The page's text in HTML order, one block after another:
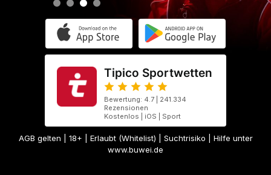
Tipico Sportwetten
Bewertung: 4.7 | 241.334
Rezensionen
Kostenlos | iOS | Sport
AGB gelten | 18+ | Erlaubt (Whitelist) | Suchtrisiko | Hilfe unter
www.buwei.de